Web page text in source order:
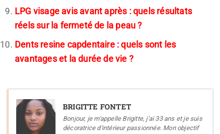
LPG visage avis avant après : quels résultats
réels sur la fermeté de la peau ?
Dents resine capdentaire : quels sont les
avantages et la durée de vie ?
BRIGITTE FONTET
Bonjour, je m'appelle Brigitte, j'ai 33 ans et je suis
décoratrice d'intérieur passionnée. Mon objectif